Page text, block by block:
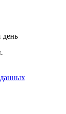
день